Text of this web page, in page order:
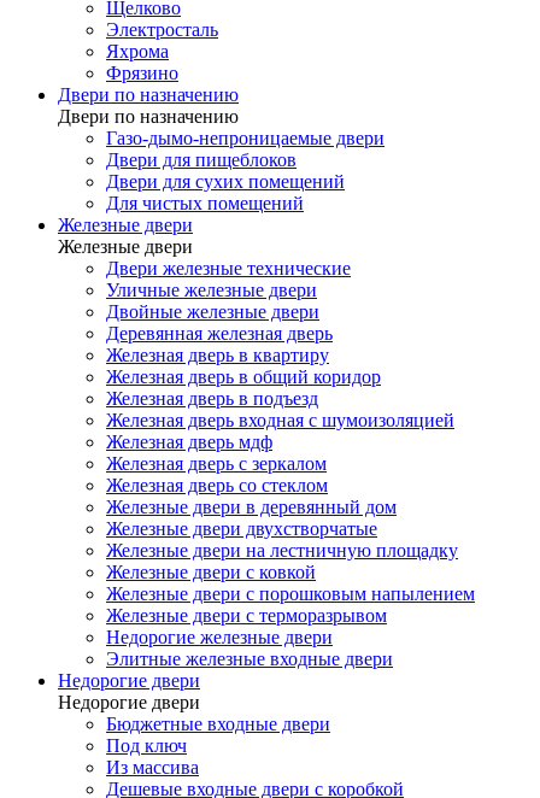
Щелково
Электросталь
Яхрома
Фрязино
Двери по назначению
Двери по назначению
Газо-дымо-непроницаемые двери
Двери для пищеблоков
Двери для сухих помещений
Для чистых помещений
Железные двери
Железные двери
Двери железные технические
Уличные железные двери
Двойные железные двери
Деревянная железная дверь
Железная дверь в квартиру
Железная дверь в общий коридор
Железная дверь в подъезд
Железная дверь входная с шумоизоляцией
Железная дверь мдф
Железная дверь с зеркалом
Железная дверь со стеклом
Железные двери в деревянный дом
Железные двери двухстворчатые
Железные двери на лестничную площадку
Железные двери с ковкой
Железные двери с порошковым напылением
Железные двери с терморазрывом
Недорогие железные двери
Элитные железные входные двери
Недорогие двери
Недорогие двери
Бюджетные входные двери
Под ключ
Из массива
Дешевые входные двери с коробкой